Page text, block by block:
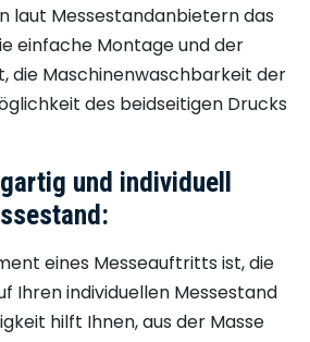
laut Messestandanbietern das
einfache Montage und der
die Maschinenwaschbarkeit der
des beidseitigen Drucks
und individuell
eines Messeauftritts ist, die
Ihren individuellen Messestand
hilft Ihnen, aus der Masse